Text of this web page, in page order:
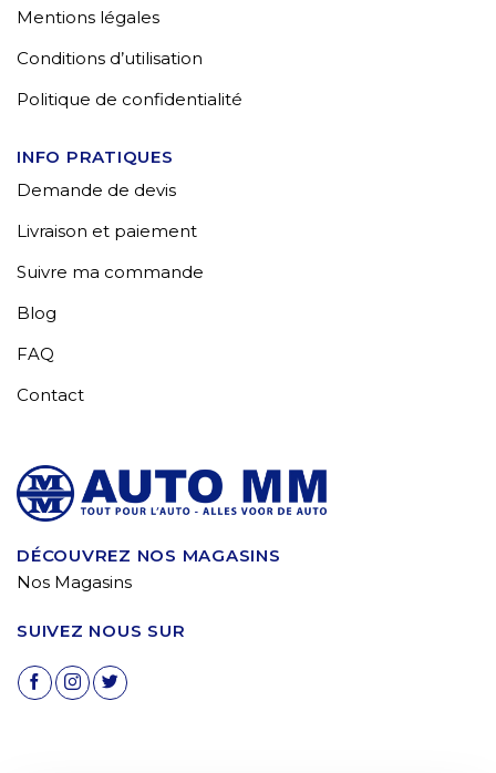
Mentions légales
Conditions d’utilisation
Politique de confidentialité
INFO PRATIQUES
Demande de devis
Livraison et paiement
Suivre ma commande
Blog
FAQ
Contact
DÉCOUVREZ NOS MAGASINS
Nos Magasins
SUIVEZ NOUS SUR